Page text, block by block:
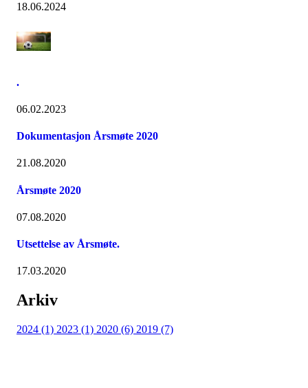
18.06.2024
.
06.02.2023
Dokumentasjon Årsmøte 2020
21.08.2020
Årsmøte 2020
07.08.2020
Utsettelse av Årsmøte.
17.03.2020
Arkiv
2024 (1) 2023 (1) 2020 (6) 2019 (7)